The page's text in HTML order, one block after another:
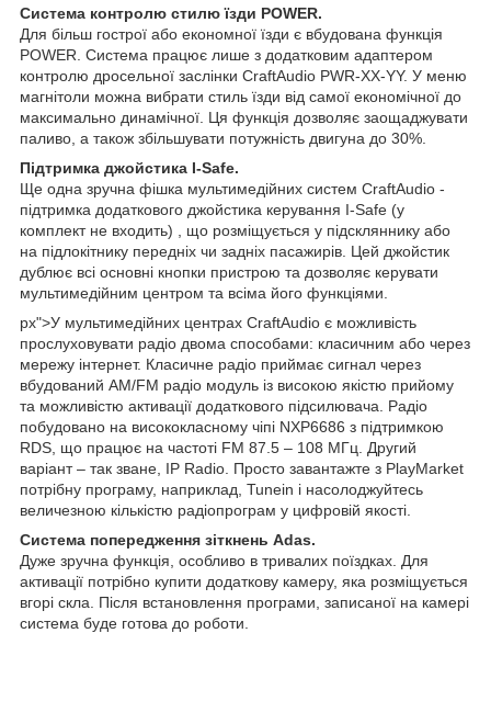
Система контролю стилю їзди POWER.
Для більш гострої або економної їзди є вбудована функція
POWER. Система працює лише з додатковим адаптером
контролю дросельної заслінки CraftAudio PWR-XX-YY. У меню
магнітоли можна вибрати стиль їзди від самої економічної до
максимально динамічної. Ця функція дозволяє заощаджувати
паливо, а також збільшувати потужність двигуна до 30%.
Підтримка джойстика I-Safe.
Ще одна зручна фішка мультимедійних систем CraftAudio -
підтримка додаткового джойстика керування I-Safe (у
комплект не входить) , що розміщується у підскляннику або
на підлокітнику передніх чи задніх пасажирів. Цей джойстик
дублює всі основні кнопки пристрою та дозволяє керувати
мультимедійним центром та всіма його функціями.
px">У мультимедійних центрах CraftAudio є можливість
прослуховувати радіо двома способами: класичним або через
мережу інтернет. Класичне радіо приймає сигнал через
вбудований AM/FM радіо модуль із високою якістю прийому
та можливістю активації додаткового підсилювача. Радіо
побудовано на висококласному чіпі NXP6686 з підтримкою
RDS, що працює на частоті FM 87.5 – 108 МГц. Другий
варіант – так зване, IP Radio. Просто завантажте з PlayMarket
потрібну програму, наприклад, Tunein і насолоджуйтесь
величезною кількістю радіопрограм у цифровій якості.
Система попередження зіткнень Adas.
Дуже зручна функція, особливо в тривалих поїздках. Для
активації потрібно купити додаткову камеру, яка розміщується
вгорі скла. Після встановлення програми, записаної на камері
система буде готова до роботи.